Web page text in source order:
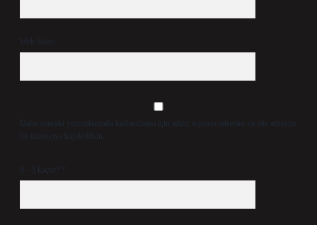
Web Sitesi
Daha sonraki yorumlarımda kullanılması için adım, e-posta adresim ve site adresim
bu tarayıcıya kaydedilsin.
9 - 5 kaçtır? *